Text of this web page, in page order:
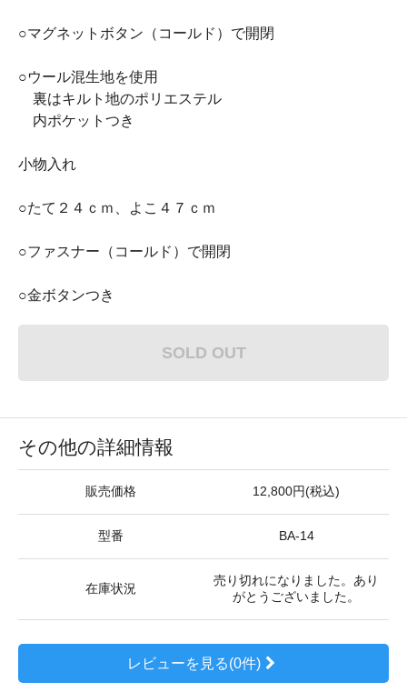
○マグネットボタン（コールド）で開閉
○ウール混生地を使用
裏はキルト地のポリエステル
内ポケットつき
小物入れ
○たて２４ｃｍ、よこ４７ｃｍ
○ファスナー（コールド）で開閉
○金ボタンつき
SOLD OUT
その他の詳細情報
販売価格 12,800円(税込)
型番 BA-14
在庫状況
売り切れになりました。あり
がとうございました。
レビューを見る(0件)